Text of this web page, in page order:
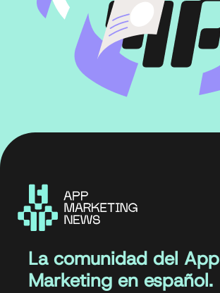
La comunidad del App
Marketing en español.